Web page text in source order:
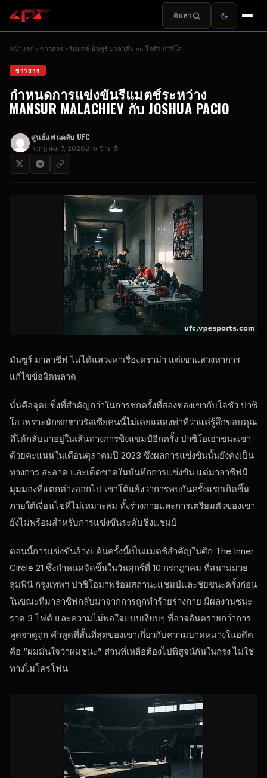
ค้นหา
หน้าแรก ข่าวสาร รีแมตช์ มันซูร์ มาลาคีฟ vs โจชัว ปาซิโอ...
ข่าวสาร
กำหนดการแข่งขันรีแมตช์ระหว่าง
MANSUR MALACHIEV กับ JOSHUA PACIO
ศูนย์แฟนคลับ UFC
กรกฎาคม 7, 2026อ่าน 5 นาที
มันซูร์ มาลาชีฟ ไม่ได้แสวงหาเรื่องดราม่า แต่เขาแสวงหาการ
แก้ไขข้อผิดพลาด
นั่นคือจุดแข็งที่สำคัญกว่าในการชกครั้งที่สองของเขากับโจชัว ปาซิ
โอ เพราะนักชกชาวรัสเซียคนนี้ไม่เคยแสดงท่าทีว่าแค่รู้สึกขอบคุณ
ที่ได้กลับมาอยู่ในเส้นทางการชิงแชมป์อีกครั้ง ปาซิโอเอาชนะเขา
ด้วยคะแนนในเดือนตุลาคมปี 2023 ซึ่งผลการแข่งขันนั้นยังคงเป็น
ทางการ สะอาด และเด็ดขาดในบันทึกการแข่งขัน แต่มาลาชีฟมี
มุมมองที่แตกต่างออกไป เขาโต้แย้งว่าการพบกันครั้งแรกเกิดขึ้น
ภายใต้เงื่อนไขที่ไม่เหมาะสม ทั้งร่างกายและการเตรียมตัวของเขา
ยังไม่พร้อมสำหรับการแข่งขันระดับชิงแชมป์
ตอนนี้การแข่งขันล้างแค้นครั้งนี้เป็นแมตช์สำคัญในศึก The Inner
Circle 21 ซึ่งกำหนดจัดขึ้นในวันศุกร์ที่ 10 กรกฎาคม ที่สนามมวย
ลุมพินี กรุงเทพฯ ปาซิโอมาพร้อมสถานะแชมป์และชัยชนะครั้งก่อน
ในขณะที่มาลาชีฟกลับมาจากการถูกทำร้ายร่างกาย มีผลงานชนะ
รวด 3 ไฟต์ และความไม่พอใจแบบเงียบๆ ที่อาจอันตรายกว่าการ
พูดจาดูถูก คำพูดที่สั้นที่สุดของเขาเกี่ยวกับความบาดหมางในอดีต
คือ “ผมมั่นใจว่าผมชนะ” ส่วนที่เหลือต้องไปพิสูจน์กันในกรง ไม่ใช่
ทางไมโครโฟน